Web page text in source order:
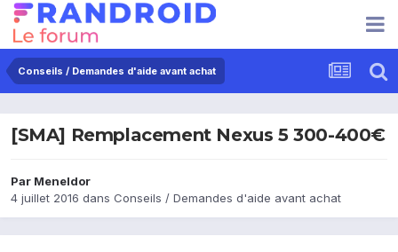
Conseils / Demandes d'aide avant achat
[SMA] Remplacement Nexus 5 300-400€
Par Meneldor
4 juillet 2016 dans Conseils / Demandes d'aide avant achat